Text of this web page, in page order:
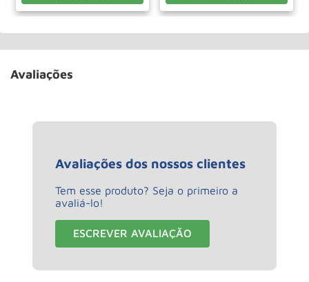
Avaliações
Avaliações dos nossos clientes
Tem esse produto? Seja o primeiro a
avaliá-lo!
ESCREVER AVALIAÇÃO